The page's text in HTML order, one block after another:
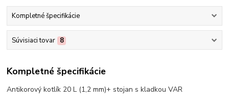
Kompletné špecifikácie
Súvisiaci tovar 8
Kompletné špecifikácie
Antikorový kotlík 20 L (1,2 mm)+ stojan s kladkou VAR